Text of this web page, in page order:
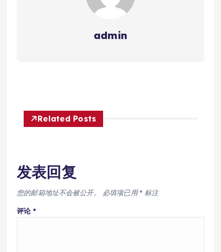
admin
Related Posts
发表回复
您的邮箱地址不会被公开。 必填项已用* 标注
评论 *